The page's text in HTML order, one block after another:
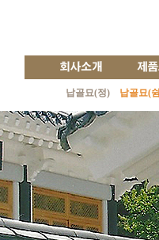
납골묘(정) 납골묘(